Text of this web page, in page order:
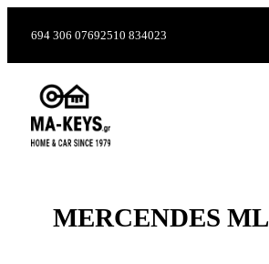
694 306 07692510 834023
MERCENDES ML